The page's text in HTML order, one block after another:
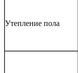
Утепление пола